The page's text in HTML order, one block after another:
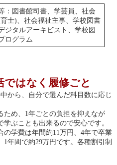
：図書館司書、学芸員、社会
士)、社会福祉主事、学校図書
ジタルアーキビスト、学校図
ログラム
はなく履修ごと
から、自分で選んだ科目数に応じ
ため、1年ごとの負担を抑えなが
学ぶことも出来るので安心です。
の学費は年間約11万円、4年で卒業
1年間で約29万円です。各種割引制